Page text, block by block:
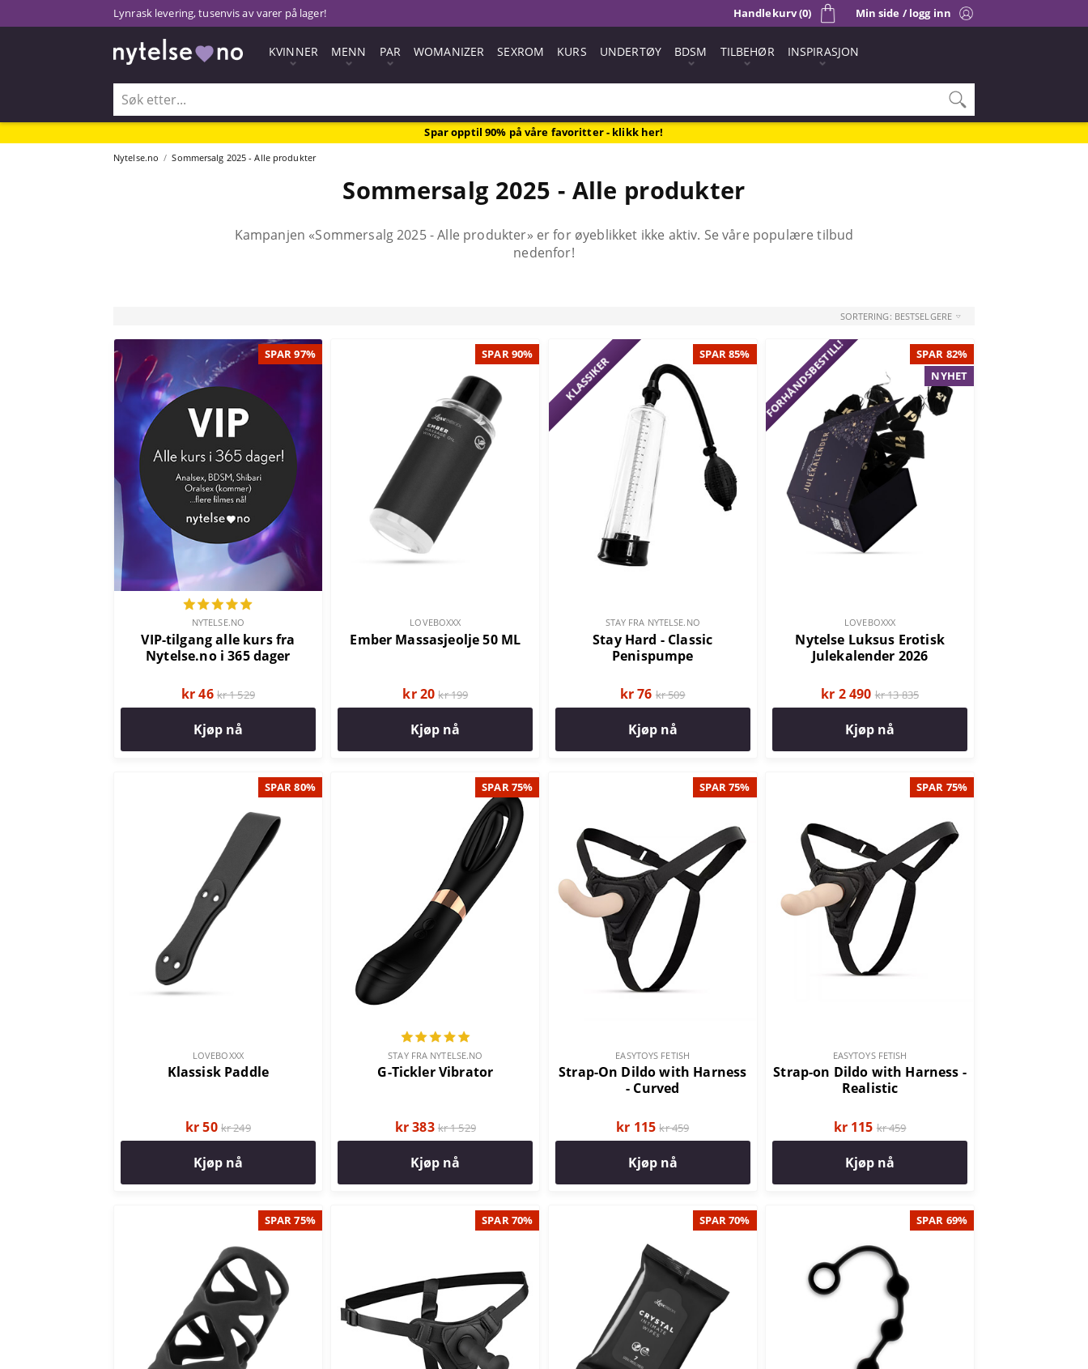
Lynrask levering, tusenvis av varer på lager! Min side / logg inn
Handlekurv (0)
KVINNER MENN PAR WOMANIZER SEXROM KURS UNDERTØY BDSM TILBEHØR INSPIRASJON
Spar opptil 90% på våre favoritter - klikk her!
Nytelse.no Sommersalg 2025 - Alle produkter
Sommersalg 2025 - Alle produkter
Kampanjen «Sommersalg 2025 - Alle produkter» er for øyeblikket ikke aktiv. Se våre populære tilbud
nedenfor!
SORTERING: BESTSELGERE
SPAR 97%
NYTELSE.NO
VIP-tilgang alle kurs fra
Nytelse.no i 365 dager
kr 46 kr 1 529
Kjøp nå
SPAR 90%
LOVEBOXXX
Ember Massasjeolje 50 ML
kr 20 kr 199
Kjøp nå
SPAR 85%
KLASSIKER
STAY FRA NYTELSE.NO
Stay Hard - Classic
Penispumpe
kr 76 kr 509
Kjøp nå
SPAR 82%
NYHET
FORHÅNDSBESTILL!
LOVEBOXXX
Nytelse Luksus Erotisk
Julekalender 2026
kr 2 490 kr 13 835
Kjøp nå
SPAR 80%
LOVEBOXXX
Klassisk Paddle
kr 50 kr 249
Kjøp nå
SPAR 75%
STAY FRA NYTELSE.NO
G-Tickler Vibrator
kr 383 kr 1 529
Kjøp nå
SPAR 75%
EASYTOYS FETISH
Strap-On Dildo with Harness
- Curved
kr 115 kr 459
Kjøp nå
SPAR 75%
EASYTOYS FETISH
Strap-on Dildo with Harness -
Realistic
kr 115 kr 459
Kjøp nå
SPAR 75% SPAR 70% SPAR 70% SPAR 69%